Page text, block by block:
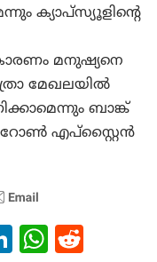
ക്യാപ്‌സ്യൂളിൻ്റെ
മനുഷ്യനെ
മേഖലയിൽ
ബാങ്ക്
റോൺ എപ്‌സ്റ്റൈൻ
Li W